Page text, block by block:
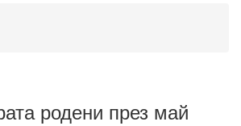
родени през май